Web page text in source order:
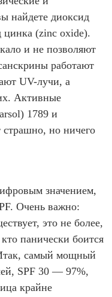
найдете диоксид
цинка (zinc oxide).
и не позволяют
работают
UV-лучи, а
Активные
1789 и
страшно, но ничего
значением,
Очень важно:
это не более,
панически боится
самый мощный
SPF 30 — 97%,
крайне